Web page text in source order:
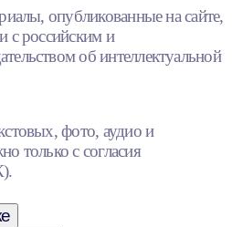
опубликованные на сайте,
с российским и
об интеллектуальной
фото, аудио и
только с согласия